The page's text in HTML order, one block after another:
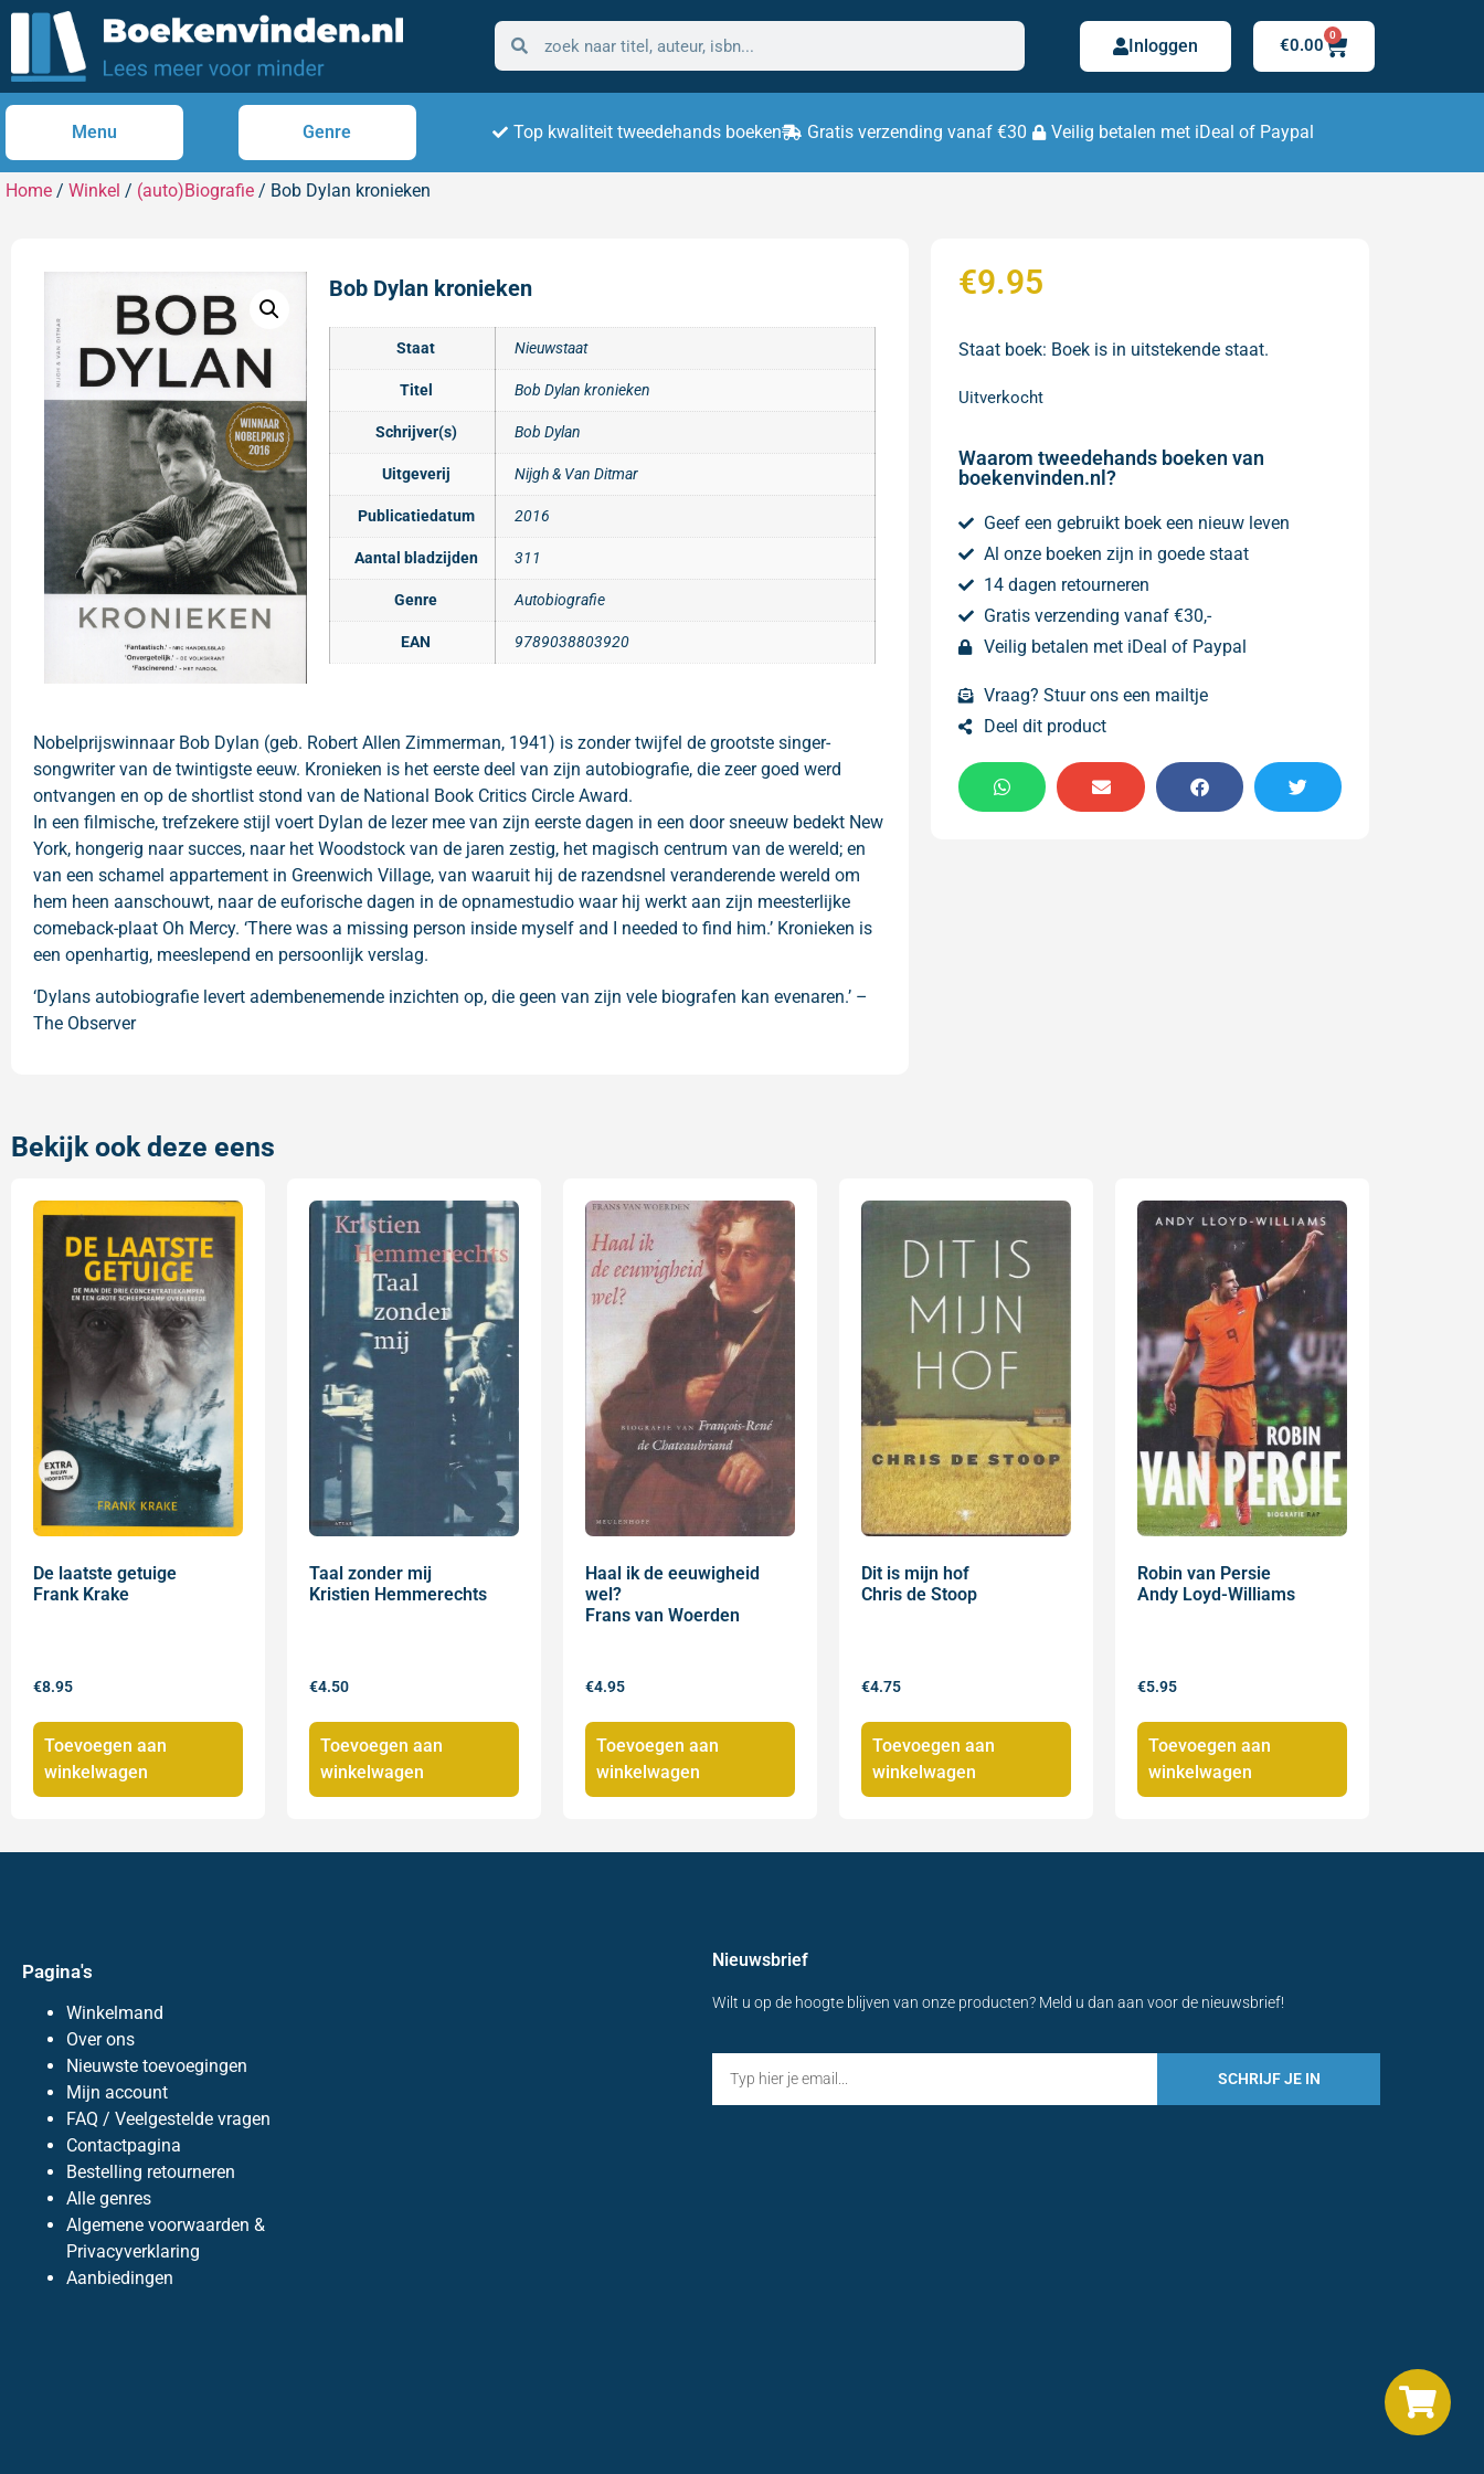
Inloggen €0.00
0
Menu Genre Top kwaliteit tweedehands boeken Gratis verzending vanaf €30 Veilig betalen met iDeal of Paypal
Home / Winkel / (auto)Biografie / Bob Dylan kronieken
Bob Dylan kronieken
Staat Nieuwstaat
Titel Bob Dylan kronieken
Schrijver(s) Bob Dylan
Uitgeverij Nijgh & Van Ditmar
Publicatiedatum 2016
Aantal bladzijden 311
Genre Autobiografie
EAN 9789038803920
Nobelprijswinnaar Bob Dylan (geb. Robert Allen Zimmerman, 1941) is zonder twijfel de grootste singer-
songwriter van de twintigste eeuw. Kronieken is het eerste deel van zijn autobiografie, die zeer goed werd
ontvangen en op de shortlist stond van de National Book Critics Circle Award.
In een filmische, trefzekere stijl voert Dylan de lezer mee van zijn eerste dagen in een door sneeuw bedekt New
York, hongerig naar succes, naar het Woodstock van de jaren zestig, het magisch centrum van de wereld; en
van een schamel appartement in Greenwich Village, van waaruit hij de razendsnel veranderende wereld om
hem heen aanschouwt, naar de euforische dagen in de opnamestudio waar hij werkt aan zijn meesterlijke
comeback-plaat Oh Mercy. ‘There was a missing person inside myself and I needed to find him.’ Kronieken is
een openhartig, meeslepend en persoonlijk verslag.
‘Dylans autobiografie levert adembenemende inzichten op, die geen van zijn vele biografen kan evenaren.’ –
The Observer
€9.95
Staat boek: Boek is in uitstekende staat.
Uitverkocht
Waarom tweedehands boeken van
boekenvinden.nl?
Geef een gebruikt boek een nieuw leven
Al onze boeken zijn in goede staat
14 dagen retourneren
Gratis verzending vanaf €30,-
Veilig betalen met iDeal of Paypal
Vraag? Stuur ons een mailtje
Deel dit product
Bekijk ook deze eens
De laatste getuige
Frank Krake
€8.95
Toevoegen aan
winkelwagen
Taal zonder mij
Kristien Hemmerechts
€4.50
Toevoegen aan
winkelwagen
Haal ik de eeuwigheid
wel?
Frans van Woerden
€4.95
Toevoegen aan
winkelwagen
Dit is mijn hof
Chris de Stoop
€4.75
Toevoegen aan
winkelwagen
Robin van Persie
Andy Loyd-Williams
€5.95
Toevoegen aan
winkelwagen
Pagina's
Winkelmand
Over ons
Nieuwste toevoegingen
Mijn account
FAQ / Veelgestelde vragen
Contactpagina
Bestelling retourneren
Alle genres
Algemene voorwaarden &
Privacyverklaring
Aanbiedingen
Nieuwsbrief
Wilt u op de hoogte blijven van onze producten? Meld u dan aan voor de nieuwsbrief!
SCHRIJF JE IN